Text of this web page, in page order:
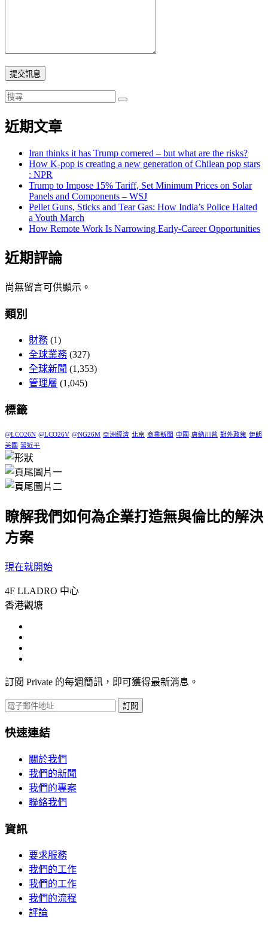
提交訊息
近期文章
Iran thinks it has Trump cornered – but what are the risks?
How K-pop is creating a new generation of Chilean pop stars
: NPR
Trump to Impose 15% Tariff, Set Minimum Prices on Solar
Panels and Components – WSJ
Pellet Guns, Sticks and Tear Gas: How India’s Police Halted
a Youth March
How Remote Work Is Narrowing Early-Career Opportunities
近期評論
尚無留言可供顯示。
類別
財務 (1)
全球業務 (327)
全球新聞 (1,353)
管理層 (1,045)
標籤
@LCO26N @LCO26V @NG26M 亞洲經濟 北京 商業新聞 中國 唐納川普 對外政策 伊朗
美國 習近平
瞭解我們如何為企業打造無與倫比的解決
方案
現在就開始
4F LLADRO 中心
香港觀塘
訂閱 Private 的每週簡訊，即可獲得最新消息。
訂閱
快速連結
關於我們
我們的新聞
我們的專案
聯絡我們
資訊
要求服務
我們的工作
我們的工作
我們的流程
評論